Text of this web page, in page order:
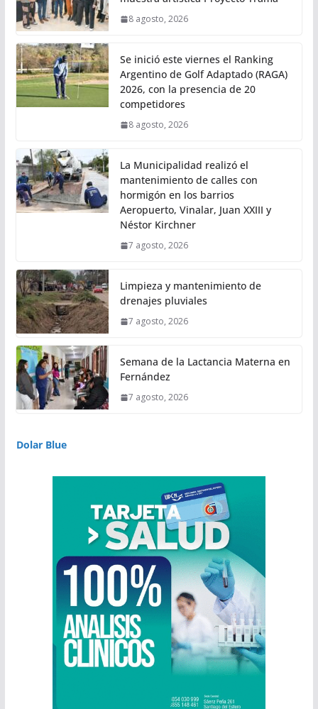
8 agosto, 2026
Se inició este viernes el Ranking
Argentino de Golf Adaptado (RAGA)
2026, con la presencia de 20
competidores
8 agosto, 2026
La Municipalidad realizó el
mantenimiento de calles con
hormigón en los barrios
Aeropuerto, Vinalar, Juan XXIII y
Néstor Kirchner
7 agosto, 2026
Limpieza y mantenimiento de
drenajes pluviales
7 agosto, 2026
Semana de la Lactancia Materna en
Fernández
7 agosto, 2026
Dolar Blue